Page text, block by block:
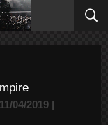
04/2019 |